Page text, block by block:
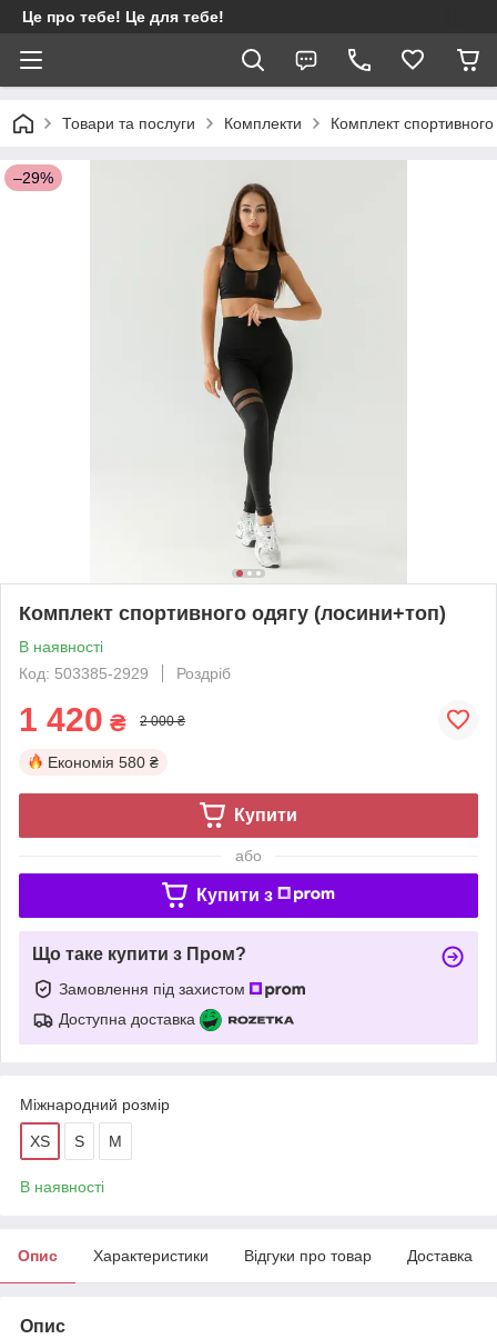
Це про тебе! Це для тебе!
Товари та послуги Комплекти Комплект
–29%
Комплект спортивного одягу (лосини+топ)
В наявності
Код: 503385-2929
Роздріб
1 420 ₴ 2 000 ₴
Економія 580 ₴
Купити
або
Купити з
Що таке купити з Пром?
Замовлення під захистом
Доступна доставка
Міжнародний розмір
XS S M
В наявності
Опис Характеристики Відгуки про товар Доставка
Опис